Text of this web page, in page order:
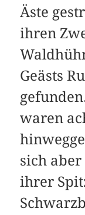
Äste
ihren
Geästs
waren
sich
ihrer